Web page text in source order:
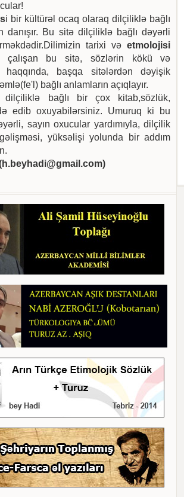
i bir kültürəl ocaq olaraq dilçiliklə bağlı
danışır. Bu sitə dilçiliklə bağlı dəyərli
tarixi vəetmolojisi
çalışan bu sitə, sözlərin kökü və
haqqında, başqa sitələrdən dəyişik
bağlı anlamların açıqlayır.
dilçiliklə bağlı bir çox kitab,sözlük,
edib oxuyabilərsiniz. Umuruq ki bu
sayın oxucular yardımıyla, dilçilik
gəlişməsi, yüksəlişi yolunda bir addım
h.beyhadi@gmail.com)